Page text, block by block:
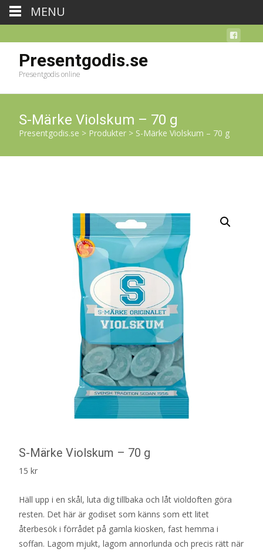
Presentgodis.se
Presentgodis online
S-Märke Violskum – 70 g
Presentgodis.se > Produkter > S-Märke Violskum – 70 g
S-Märke Violskum – 70 g
15 kr
Häll upp i en skål, luta dig tillbaka och låt violdoften göra
resten. Det här är godiset som känns som ett litet
återbesök i förrådet på gamla kiosken, fast hemma i
soffan. Lagom mjukt, lagom annorlunda och precis rätt när
MENU